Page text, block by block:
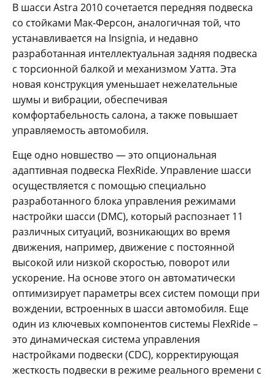
В шасси Astra 2010 сочетается передняя подвеска
со стойками Мак-Ферсон, аналогичная той, что
устанавливается на Insignia, и недавно
разработанная интеллектуальная задняя подвеска
с торсионной балкой и механизмом Уатта. Эта
новая конструкция уменьшает нежелательные
шумы и вибрации, обеспечивая
комфортабельность салона, а также повышает
управляемость автомобиля.
Еще одно новшество — это опциональная
адаптивная подвеска FlexRide. Управление шасси
осуществляется с помощью специально
разработанного блока управления режимами
настройки шасси (DMC), который распознает 11
различных ситуаций, возникающих во время
движения, например, движение с постоянной
высокой или низкой скоростью, поворот или
ускорение. На основе этого он автоматически
оптимизирует параметры всех систем помощи при
вождении, встроенных в шасси автомобиля. Еще
один из ключевых компонентов системы FlexRide –
это динамическая система управления
настройками подвески (CDC), корректирующая
жесткость подвески в режиме реального времени с